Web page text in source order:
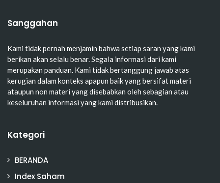
Sanggahan
Kami tidak pernah menjamin bahwa setiap saran yang kami
berikan akan selalu benar. Segala informasi dari kami
merupakan panduan. Kami tidak bertanggung jawab atas
kerugian dalam konteks apapun baik yang bersifat materi
ataupun non materi yang disebabkan oleh sebagian atau
keseluruhan informasi yang kami distribusikan.
Kategori
BERANDA
Index Saham